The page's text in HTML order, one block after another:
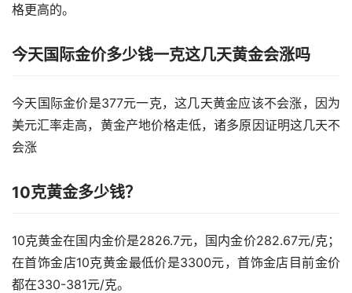
格更高的。
今天国际金价多少钱一克这几天黄金会涨吗
今天国际金价是377元一克，这几天黄金应该不会涨，因为
美元汇率走高，黄金产地价格走低，诸多原因证明这几天不
会涨
10克黄金多少钱？
10克黄金在国内金价是2826.7元，国内金价282.67元/克；
在首饰金店10克黄金最低价是3300元，首饰金店目前金价
都在330-381元/克。